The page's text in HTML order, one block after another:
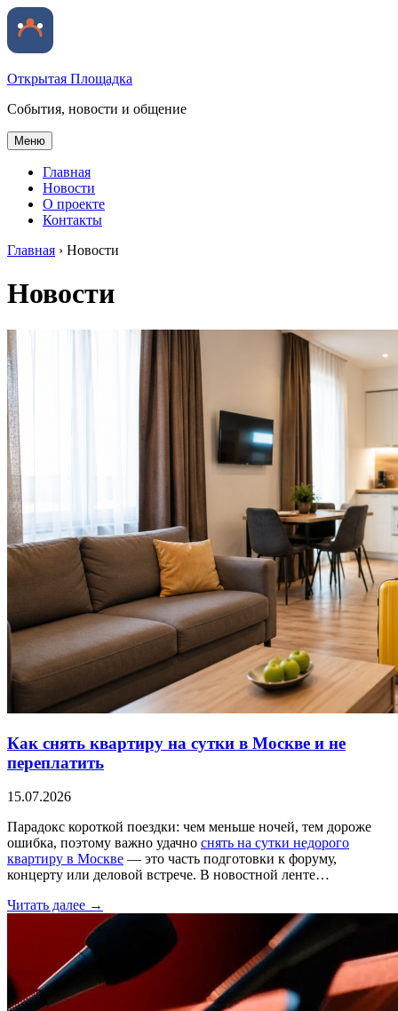
Открытая Площадка
События, новости и общение
Меню
Главная
Новости
О проекте
Контакты
Главная › Новости
Новости
Как снять квартиру на сутки в Москве и не
переплатить
15.07.2026
Парадокс короткой поездки: чем меньше ночей, тем дороже
ошибка, поэтому важно удачно снять на сутки недорого
квартиру в Москве — это часть подготовки к форуму,
концерту или деловой встрече. В новостной ленте…
Читать далее →